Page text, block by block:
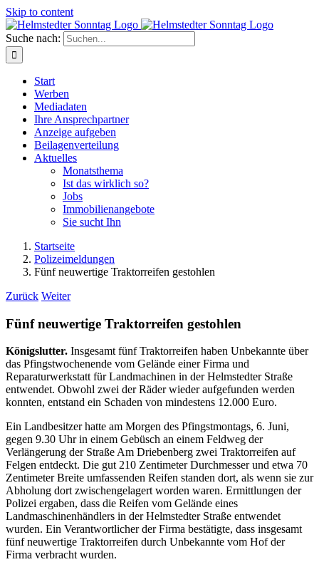
Skip to content
Suche nach:
Start
Werben
Mediadaten
Ihre Ansprechpartner
Anzeige aufgeben
Beilagenverteilung
Aktuelles
Monatsthema
Ist das wirklich so?
Jobs
Immobilienangebote
Sie sucht Ihn
Startseite
Polizeimeldungen
Fünf neuwertige Traktorreifen gestohlen
Zurück Weiter
Fünf neuwertige Traktorreifen gestohlen
Königslutter. Insgesamt fünf Traktorreifen haben Unbekannte über
das Pfingstwochenende vom Gelände einer Firma und
Reparaturwerkstatt für Landmachinen in der Helmstedter Straße
entwendet. Obwohl zwei der Räder wieder aufgefunden werden
konnten, entstand ein Schaden von mindestens 12.000 Euro.
Ein Landbesitzer hatte am Morgen des Pfingstmontags, 6. Juni,
gegen 9.30 Uhr in einem Gebüsch an einem Feldweg der
Verlängerung der Straße Am Driebenberg zwei Traktorreifen auf
Felgen entdeckt. Die gut 210 Zentimeter Durchmesser und etwa 70
Zentimeter Breite umfassenden Reifen standen dort, als wenn sie zur
Abholung dort zwischengelagert worden waren. Ermittlungen der
Polizei ergaben, dass die Reifen vom Gelände eines
Landmaschinenhändlers in der Helmstedter Straße entwendet
wurden. Ein Verantwortlicher der Firma bestätigte, dass insgesamt
fünf neuwertige Traktorreifen durch Unbekannte vom Hof der
Firma verbracht wurden.